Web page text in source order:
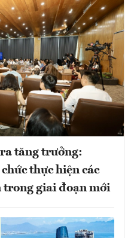
tăng trưởng:
thực hiện các
giai đoạn mới